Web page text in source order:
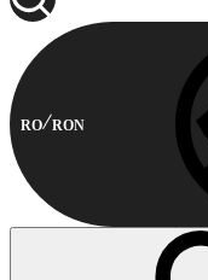
RO RON